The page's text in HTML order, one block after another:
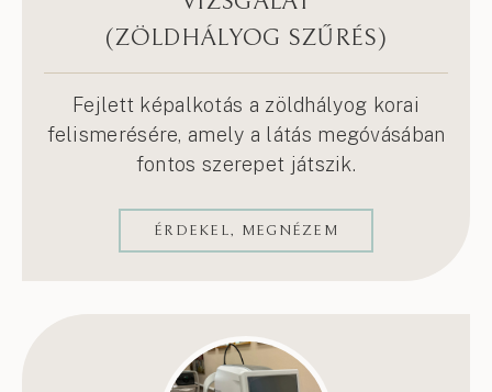
(ZÖLDHÁLYOG SZŰRÉS)
Fejlett képalkotás a zöldhályog korai
felismerésére, amely a látás megóvásában
fontos szerepet játszik.
ÉRDEKEL, MEGNÉZEM